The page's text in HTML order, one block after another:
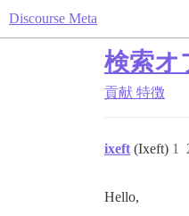
Discourse Meta
検索オ
貢献 特徴
ixeft (Ixeft) 1
Hello,